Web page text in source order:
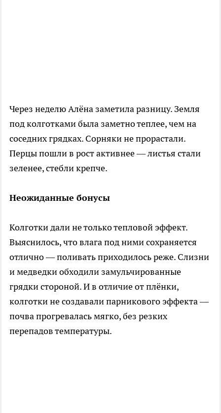
Через неделю Алёна заметила разницу. Земля
под колготками была заметно теплее, чем на
соседних грядках. Сорняки не прорастали.
Перцы пошли в рост активнее — листья стали
зеленее, стебли крепче.
Неожиданные бонусы
Колготки дали не только тепловой эффект.
Выяснилось, что влага под ними сохраняется
отлично — поливать приходилось реже. Слизни
и медведки обходили замульчированные
грядки стороной. И в отличие от плёнки,
колготки не создавали парникового эффекта —
почва прогревалась мягко, без резких
перепадов температуры.